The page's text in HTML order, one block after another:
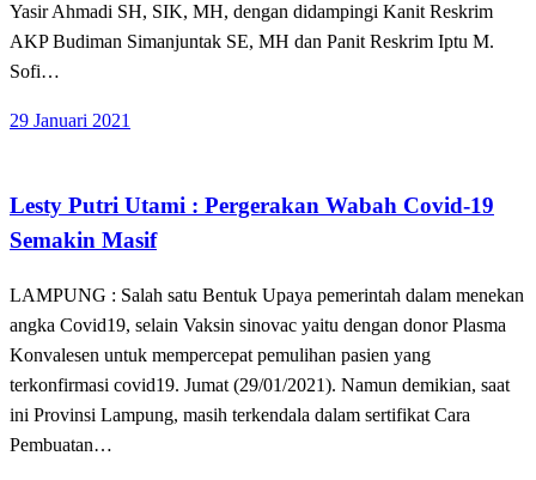
Yasir Ahmadi SH, SIK, MH, dengan didampingi Kanit Reskrim
AKP Budiman Simanjuntak SE, MH dan Panit Reskrim Iptu M.
Sofi…
Posted
29 Januari 2021
Lesty Putri Utami : Pergerakan Wabah Covid-19
Semakin Masif
LAMPUNG : Salah satu Bentuk Upaya pemerintah dalam menekan
angka Covid19, selain Vaksin sinovac yaitu dengan donor Plasma
Konvalesen untuk mempercepat pemulihan pasien yang
terkonfirmasi covid19. Jumat (29/01/2021). Namun demikian, saat
ini Provinsi Lampung, masih terkendala dalam sertifikat Cara
Pembuatan…